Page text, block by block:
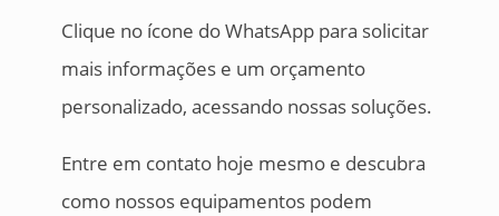
Clique no ícone do WhatsApp para solicitar
mais informações e um orçamento
personalizado, acessando nossas soluções.
Entre em contato hoje mesmo e descubra
como nossos equipamentos podem